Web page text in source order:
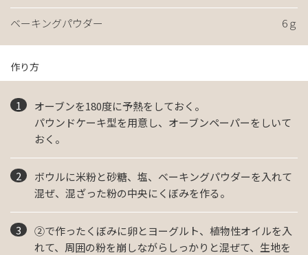
ベーキングパウダー 6ｇ
作り方
オーブンを180度に予熱をしておく。
パウンドケーキ型を用意し、オーブンペーパーをしいて
おく。
ボウルに米粉と砂糖、塩、ベーキングパウダーを入れて
混ぜ、混ざった粉の中央にくぼみを作る。
②で作ったくぼみに卵とヨーグルト、植物性オイルを入
れて、周囲の粉を崩しながらしっかりと混ぜて、生地を